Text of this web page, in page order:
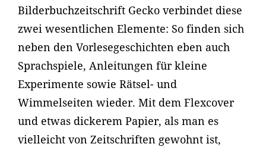
Bilderbuchzeitschrift Gecko verbindet diese
zwei wesentlichen Elemente: So finden sich
neben den Vorlesegeschichten eben auch
Sprachspiele, Anleitungen für kleine
Experimente sowie Rätsel- und
Wimmelseiten wieder. Mit dem Flexcover
und etwas dickerem Papier, als man es
vielleicht von Zeitschriften gewohnt ist,